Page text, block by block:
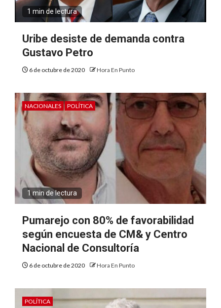
1 min de lectura
Uribe desiste de demanda contra
Gustavo Petro
6 de octubre de 2020 Hora En Punto
NACIONALES POLÍTICA
1 min de lectura
Pumarejo con 80% de favorabilidad
según encuesta de CM& y Centro
Nacional de Consultoría
6 de octubre de 2020 Hora En Punto
POLÍTICA